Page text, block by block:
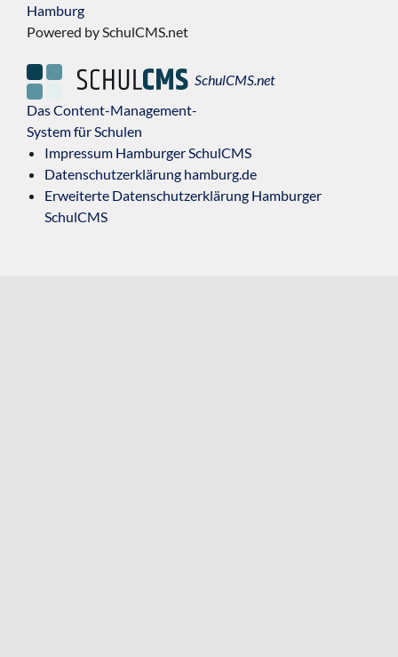
Hamburg
Powered by SchulCMS.net
SchulCMS.net
Das Content-Management-
System für Schulen
Impressum Hamburger SchulCMS
Datenschutzerklärung hamburg.de
Erweiterte Datenschutzerklärung Hamburger
SchulCMS